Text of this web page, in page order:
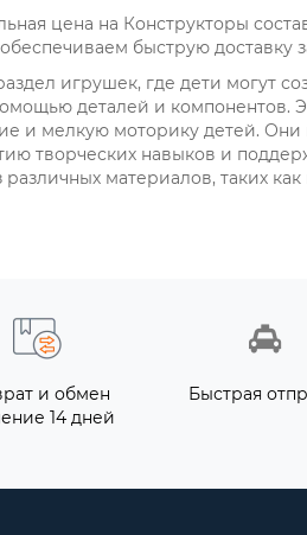
цена на Конструкторы
быструю доставку
игрушек, где дети могут
деталей и компонентов.
и мелкую моторику детей. Они
творческих навыков и
различных материалов, таких
и обмен
14 дней
Быстрая